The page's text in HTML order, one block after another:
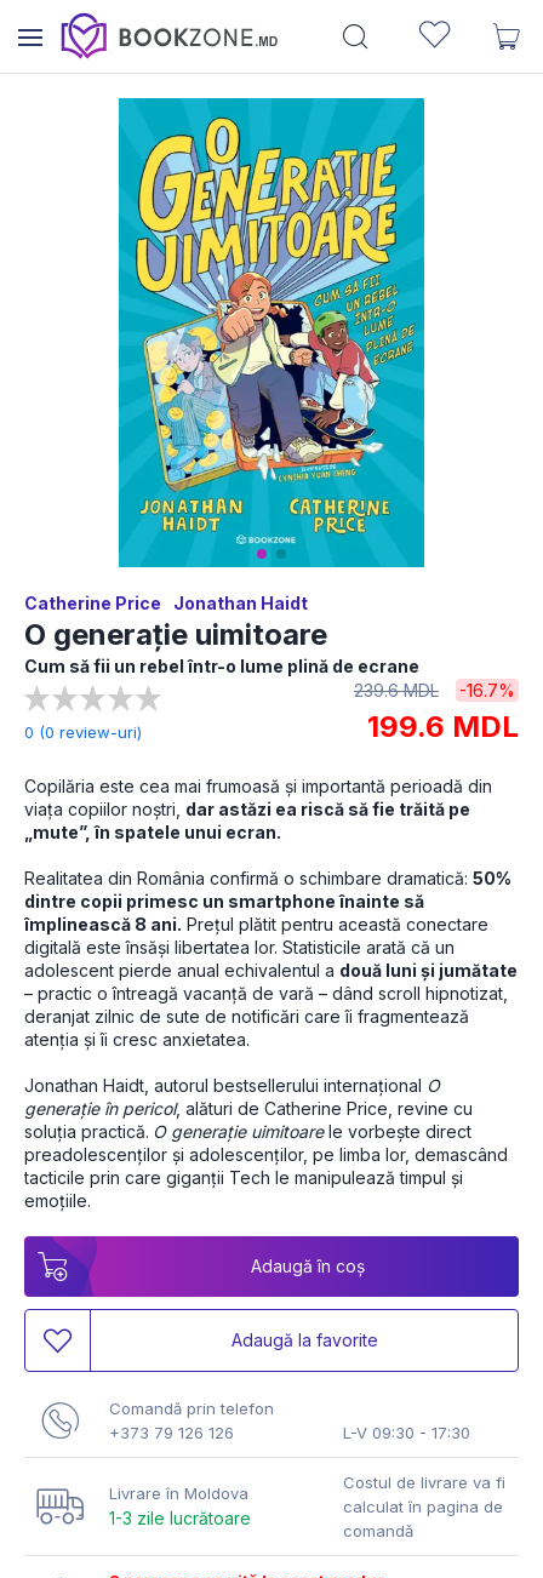
Catherine Price Jonathan Haidt
O generație uimitoare
Cum să fii un rebel într-o lume plină de ecrane
0 (0 review-uri)
239.6 MDL -16.7%
199.6 MDL
Copilăria este cea mai frumoasă și importantă perioadă din
viața copiilor noștri, dar astăzi ea riscă să fie trăită pe
„mute”, în spatele unui ecran.
Realitatea din România confirmă o schimbare dramatică: 50%
dintre copii primesc un smartphone înainte să
împlinească 8 ani. Prețul plătit pentru această conectare
digitală este însăși libertatea lor. Statisticile arată că un
adolescent pierde anual echivalentul a două luni și jumătate
– practic o întreagă vacanță de vară – dând scroll hipnotizat,
deranjat zilnic de sute de notificări care îi fragmentează
atenția și îi cresc anxietatea.
Jonathan Haidt, autorul bestsellerului internațional O
generație în pericol, alături de Catherine Price, revine cu
soluția practică. O generație uimitoare le vorbește direct
preadolescenților și adolescenților, pe limba lor, demascând
tacticile prin care giganții Tech le manipulează timpul și
emoțiile.
Adaugă în coș
Adaugă la favorite
Comandă prin telefon
+373 79 126 126
L-V 09:30 - 17:30
Livrare în Moldova
1-3 zile lucrătoare
Costul de livrare va fi
calculat în pagina de
comandă